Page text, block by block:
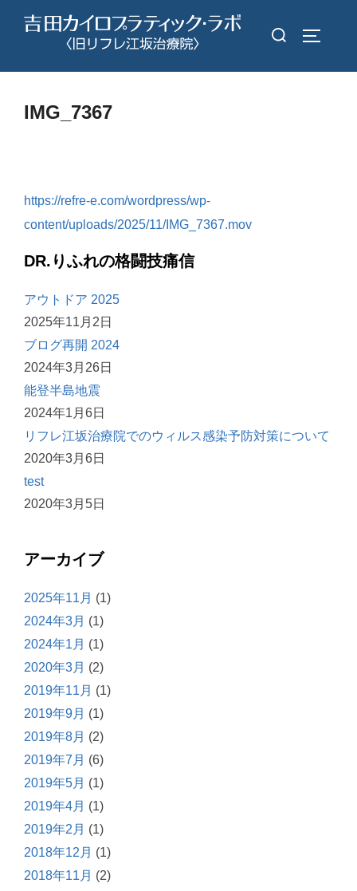
検
対
IMG_7367
https://refre-e.com/wordpress/wp-
content/uploads/2025/11/IMG_7367.mov
DR.りふれの格闘技痛信
アウトドア 2025
2025年11月2日
ブログ再開 2024
2024年3月26日
能登半島地震
2024年1月6日
リフレ江坂治療院でのウィルス感染予防対策について
2020年3月6日
test
2020年3月5日
アーカイブ
2025年11月 (1)
2024年3月 (1)
2024年1月 (1)
2020年3月 (2)
2019年11月 (1)
2019年9月 (1)
2019年8月 (2)
2019年7月 (6)
2019年5月 (1)
2019年4月 (1)
2019年2月 (1)
2018年12月 (1)
2018年11月 (2)